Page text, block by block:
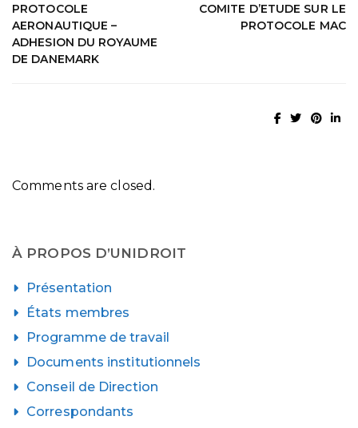
PROTOCOLE
AERONAUTIQUE –
ADHESION DU ROYAUME
DE DANEMARK
COMITE D’ETUDE SUR LE
PROTOCOLE MAC
Comments are closed.
À PROPOS D’UNIDROIT
Présentation
États membres
Programme de travail
Documents institutionnels
Conseil de Direction
Correspondants